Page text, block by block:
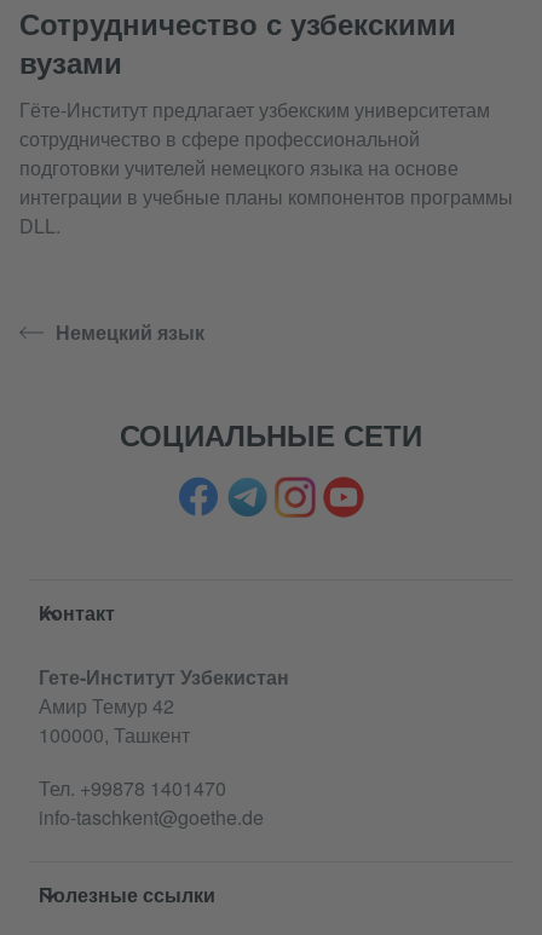
Сотрудничество с узбекскими
вузами
Гёте-Институт предлагает узбекским университетам
сотрудничество в сфере профессиональной
подготовки учителей немецкого языка на основе
интеграции в учебные планы компонентов программы
DLL.
Немецкий язык
СОЦИАЛЬНЫЕ СЕТИ
Service- und Informationsbereich
Контакт
Гете-Институт Узбекистан
Амир Темур 42
100000, Ташкент
Тел. +99878 1401470
info-taschkent@goethe.de
Полезные ссылки